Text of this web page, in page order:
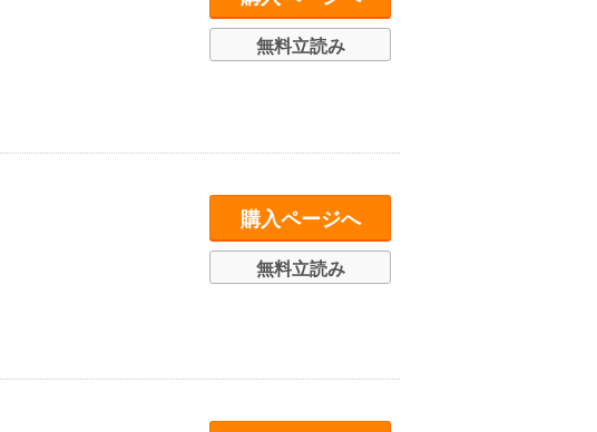
無料立読み
購入ページへ
無料立読み